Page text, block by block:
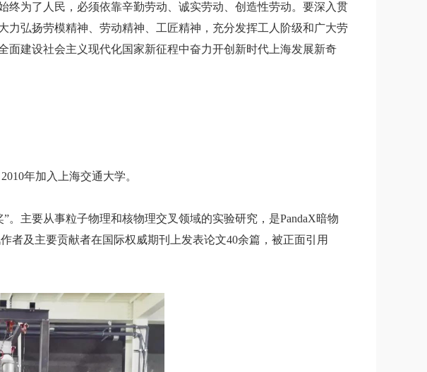
为了人民，必须依靠辛勤劳动、诚实劳动、创造性劳动。要深入贯
弘扬劳模精神、劳动精神、工匠精神，充分发挥工人阶级和广大劳
建设社会主义现代化国家新征程中奋力开创新时代上海发展新奇
年加入上海交通大学。
。主要从事粒子物理和核物理交叉领域的实验研究，是PandaX暗物
者及主要贡献者在国际权威期刊上发表论文40余篇，被正面引用